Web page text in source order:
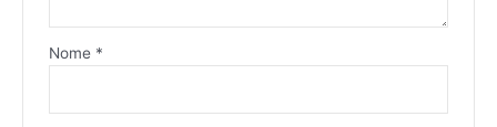
Nome *